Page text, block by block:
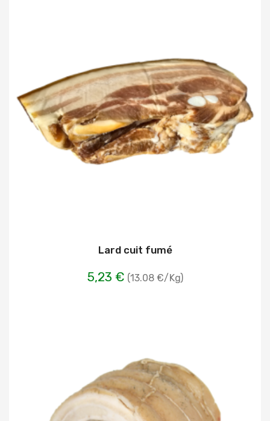
Lard cuit fumé
5,23 € (13.08 €/Kg)